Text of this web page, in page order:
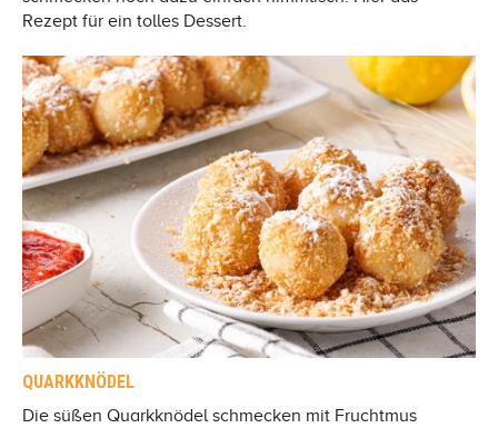
Rezept für ein tolles Dessert.
QUARKKNÖDEL
Die süßen Quarkknödel schmecken mit Fruchtmus